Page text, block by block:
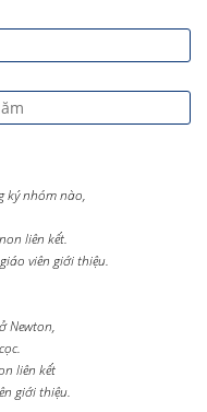
ký nhóm nào,
liên kết.
viên giới thiệu.
Newton,
liên kết
giới thiệu.